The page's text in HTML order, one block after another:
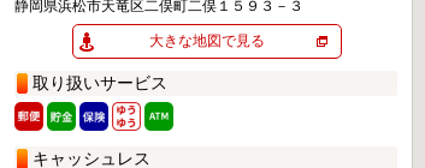
静岡県浜松市天竜区二俣町二俣１５９３－３
大きな地図で見る
取り扱いサービス
キャッシュレス